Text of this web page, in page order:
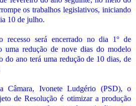
os trabalhos legislativos, iniciando
10 de julho.
recesso será encerrado no dia 1º de
uma redução de nove dias do modelo
do ano terá uma redução de 10 dias, de
Câmara, Ivonete Ludgério (PSD), o
de Resolução é otimizar a produção